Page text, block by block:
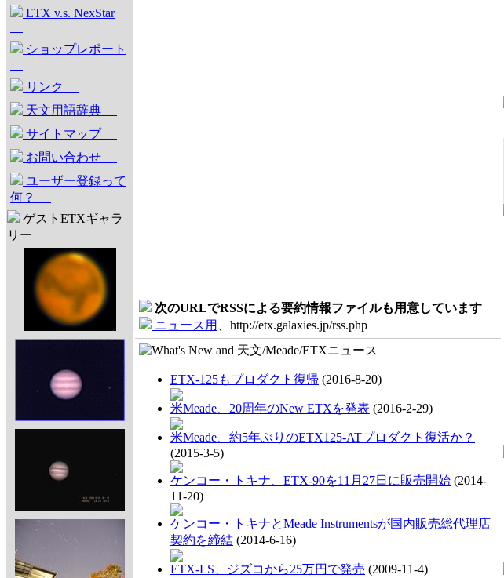
ETX v.s. NexStar
ショップレポート
リンク
天文用語辞典
サイトマップ
お問い合わせ
ユーザー登録って
何？
ゲストETXギャラ
リー
次のURLでRSSによる要約情報ファイルも用意しています
ニュース用
、http://etx.galaxies.jp/rss.php
ETX-125もプロダクト復帰 (2016-8-20)
米Meade、20周年のNew ETXを発表 (2016-2-29)
米Meade、約5年ぶりのETX125-ATプロダクト復活か？
(2015-3-5)
ケンコー・トキナ、ETX-90を11月27日に販売開始 (2014-
11-20)
ケンコー・トキナとMeade Instrumentsが国内販売総代理店
契約を締結 (2014-6-16)
ETX-LS、ジズコから25万円で発売 (2009-11-4)